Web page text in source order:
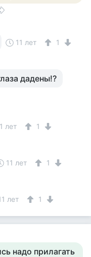
11 лет 1
дадены!?
лет 1
11 лет 1
лет 1
надо прилагать